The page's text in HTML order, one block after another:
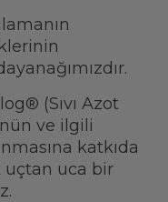
(Sıvı Azot
ve ilgili
katkıda
uçtan uca bir